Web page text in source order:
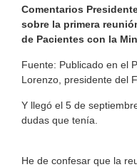
Comentarios
sobre la primera
de Pacientes con la
Fuente: Publicado en el
Lorenzo, presidente del
Y llegó el 5 de
dudas que tenía.
He de confesar que la